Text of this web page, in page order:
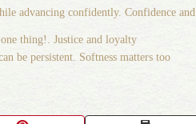
advancing confidently. Confidence and
thing!. Justice and loyalty
be persistent. Softness matters too